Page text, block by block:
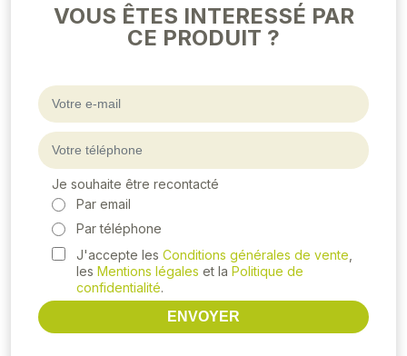
Je souhaite être recontacté
Par email
Par téléphone
lesMentions légaleset la
confidentialité